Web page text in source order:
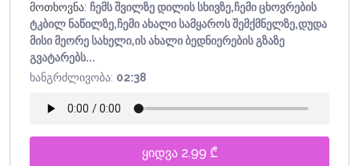
მოთხოვნა: ჩემს შვილზე დილის სხივზე,ჩემი ცხოვრების
ტკბილ ნაწილზე,ჩემი ახალი სამყაროს შემქმნელზე,დუდა
მისი მეორე სახელი,ის ახალი ბედნიერების გზაზე
გვატარებს...
ხანგრძლივობა: 02:38
ყიდვა 2.99 ₾